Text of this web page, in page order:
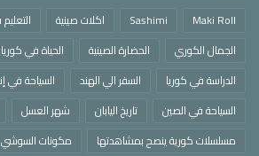
Maki Roll
Sashimi اكلات صينية
الجمال الكوري
الحضارة الصينية الحياة في كوريا
الدراسة في كوريا
السفر الي الهند
السياحة في
السياحة في الصين
تاريخ اليابان شهر العسل
مسلسلات كورية ينصح بمشاهدتها
مكونات السوشي